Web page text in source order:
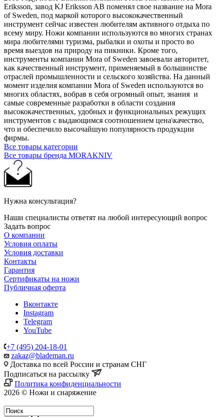
Eriksson, завод KJ Eriksson AB поменял свое название на Mora
of Sweden, под маркой которого высококачественный
инструмент сейчас известен любителям активного отдыха по
всему миру. Ножи компании используются во многих странах
мира любителями туризма, рыбалки и охоты и просто во
время выездов на природу на пикники. Кроме того,
инструменты компании Mora of Sweden завоевали авторитет,
как качественный инструмент, применяемый в большинстве
отраслей промышленности и сельского хозяйства. На данный
момент изделия компании Mora of Sweden используются во
многих областях, вобрав в себя огромный опыт, знания и
самые современные разработки в области создания
высококачественных, удобных и функциональных режущих
инструментов с выдающимся соотношением цена\качество,
что и обеспечило высочайшую популярность продукции
фирмы.
Все товары категории
Все товары бренда MORAKNIV
Нужна консультация?
Наши специалисты ответят на любой интересующий вопрос
Задать вопрос
О компании
Условия оплаты
Условия доставки
Контакты
Гарантия
Сертификаты на ножи
Публичная оферта
Вконтакте
Instagram
Telegram
YouTube
+7 (495) 204-18-01
zakaz@blademan.ru
Доставка по всей России и странам СНГ
Подписаться на рассылку
Политика конфиденциальности
2026 © Ножи и снаряжение